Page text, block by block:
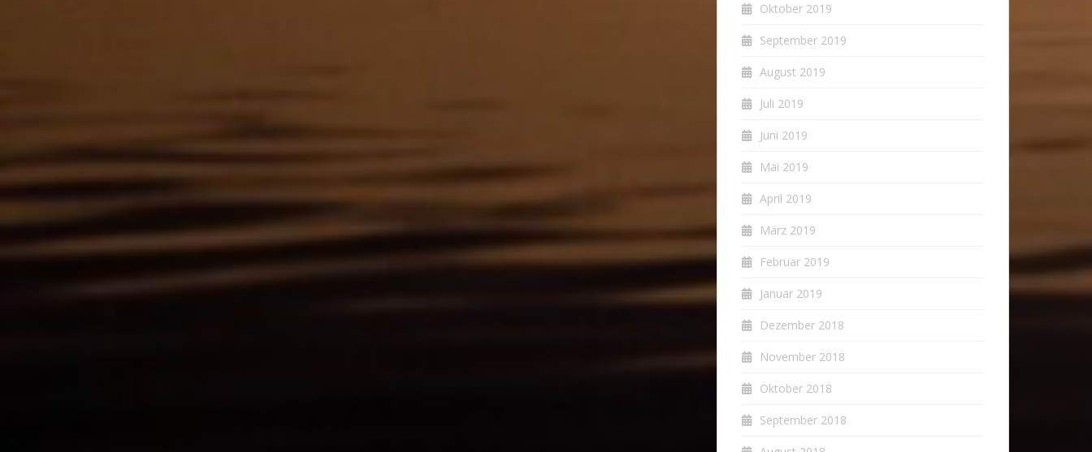
Oktober 2019
September 2019
August 2019
Juli 2019
Juni 2019
Mai 2019
April 2019
März 2019
Februar 2019
Januar 2019
Dezember 2018
November 2018
Oktober 2018
September 2018